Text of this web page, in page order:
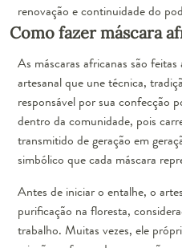
renovação e continuidade do
Como fazer máscara
As máscaras africanas são
artesanal que une técnica,
responsável por sua confecção
dentro da comunidade, pois
transmitido de geração em
simbólico que cada máscara
Antes de iniciar o entalhe, o
purificação na floresta,
trabalho. Muitas vezes, ele